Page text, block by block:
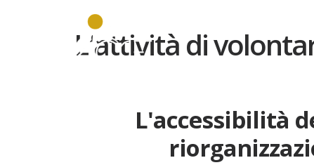
L'attività di
L'accessibilità